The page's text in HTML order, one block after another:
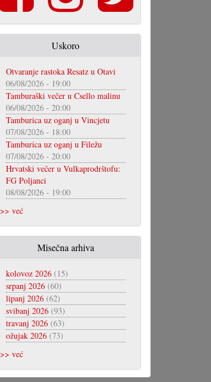
Uskoro
Otvaranje rastoka Resatz u Otavi
06/08/2026 - 19:00
Tamburaški večer u Csello malinu
06/08/2026 - 20:00
Tamburica uz oganj u Vincjetu
07/08/2026 - 18:00
Tamburica uz oganj u Filežu
07/08/2026 - 20:00
Hrvatski večer u Vulkaprodrštofu:
FG Poljanci
08/08/2026 - 19:00
>> već
Misečna arhiva
kolovoz 2026(15)
srpanj 2026(60)
lipanj 2026(62)
svibanj 2026(93)
travanj 2026(63)
ožujak 2026(73)
>> već